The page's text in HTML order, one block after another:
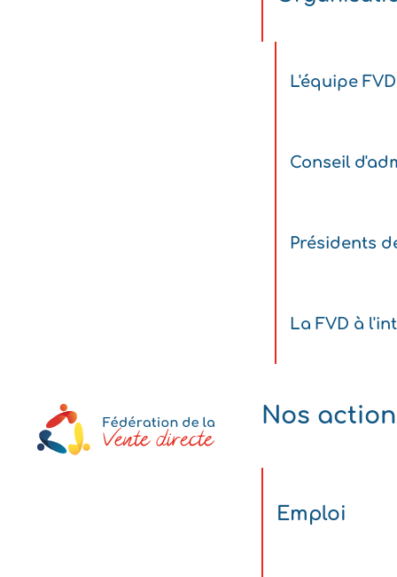
L'équipe FVD
Conseil
Présidents
La FVD à
Nos
Emploi